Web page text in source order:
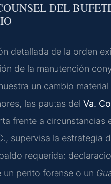
DEL
detallada de la orden
de la manutención
un cambio
las pautas del Va.
frente a circunstancias
supervisa la estrategia
requerida:
perito forense o un